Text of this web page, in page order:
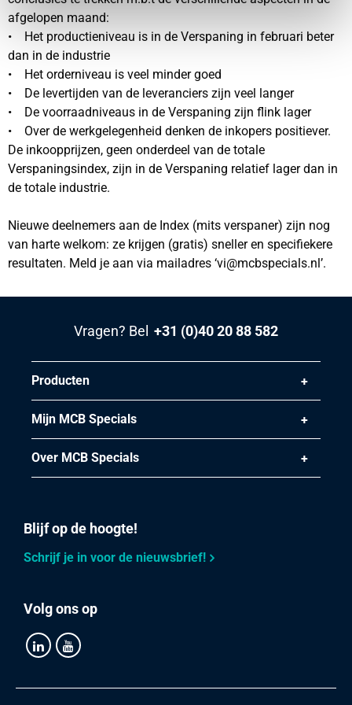
afgelopen maand:
• Het productieniveau is in de Verspaning in februari beter
dan in de industrie
• Het orderniveau is veel minder goed
• De levertijden van de leveranciers zijn veel langer
• De voorraadniveaus in de Verspaning zijn flink lager
• Over de werkgelegenheid denken de inkopers positiever.
De inkoopprijzen, geen onderdeel van de totale
Verspaningsindex, zijn in de Verspaning relatief lager dan in
de totale industrie.
Nieuwe deelnemers aan de Index (mits verspaner) zijn nog
van harte welkom: ze krijgen (gratis) sneller en specifiekere
resultaten. Meld je aan via mailadres ‘vi@mcbspecials.nl’.
Vragen? Bel +31 (0)40 20 88 582
Producten
Mijn MCB Specials
Over MCB Specials
Blijf op de hoogte!
Schrijf je in voor de nieuwsbrief!
Volg ons op